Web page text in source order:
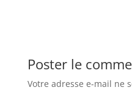
Poster le
Votre adresse e-mail ne